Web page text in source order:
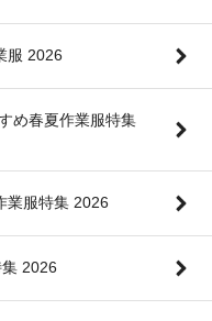
服 2026
め春夏作業服特集
業服特集 2026
2026